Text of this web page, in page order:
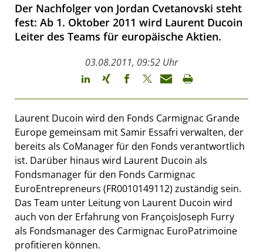
Der Nachfolger von Jordan Cvetanovski steht
fest: Ab 1. Oktober 2011 wird Laurent Ducoin
Leiter des Teams für europäische Aktien.
03.08.2011, 09:52 Uhr
Laurent Ducoin wird den Fonds Carmignac Grande
Europe gemeinsam mit Samir Essafri verwalten, der
bereits als CoManager für den Fonds verantwortlich
ist. Darüber hinaus wird Laurent Ducoin als
Fondsmanager für den Fonds Carmignac
EuroEntrepreneurs (FR0010149112) zuständig sein.
Das Team unter Leitung von Laurent Ducoin wird
auch von der Erfahrung von FrançoisJoseph Furry
als Fondsmanager des Carmignac EuroPatrimoine
profitieren können.